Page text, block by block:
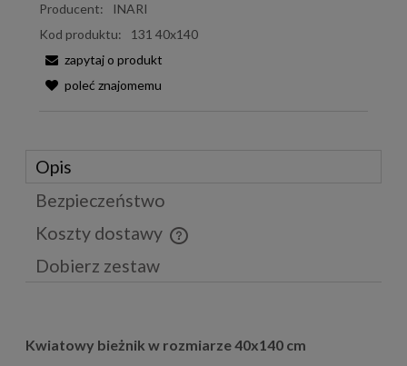
Producent:
INARI
Kod produktu:
131 40x140
zapytaj o produkt
poleć znajomemu
Opis
Bezpieczeństwo
Koszty dostawy
Cena nie zawiera ewentualnych kosztów płatności
Dobierz zestaw
Kwiatowy bieżnik w rozmiarze 40x140 cm